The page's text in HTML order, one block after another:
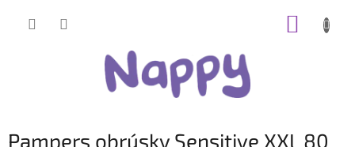
Pampers obrúsky Sensitive XXL 80